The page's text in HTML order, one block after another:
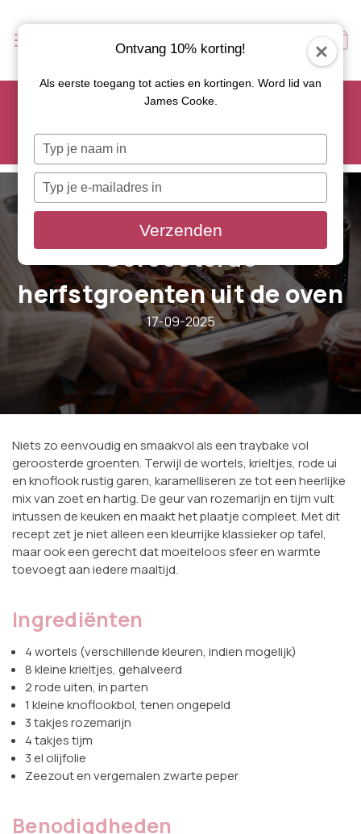
Scoor je favoriete tapasservies nu met 15% korting en
Let op: de actie geldt alleen op geselecteerde artikelen met
Geroosterde
herfstgroenten uit de oven
17-09-2025
Niets zo eenvoudig en smaakvol als een traybake vol
geroosterde groenten. Terwijl de wortels, krieltjes, rode ui
en knoflook rustig garen, karamelliseren ze tot een heerlijke
mix van zoet en hartig. De geur van rozemarijn en tijm vult
intussen de keuken en maakt het plaatje compleet. Met dit
recept zet je niet alleen een kleurrijke klassieker op tafel,
maar ook een gerecht dat moeiteloos sfeer en warmte
toevoegt aan iedere maaltijd.
Ingrediënten
4 wortels (verschillende kleuren, indien mogelijk)
8 kleine krieltjes, gehalveerd
2 rode uiten, in parten
1 kleine knoflookbol, tenen ongepeld
3 takjes rozemarijn
4 takjes tijm
3 el olijfolie
Zeezout en vergemalen zwarte peper
Benodigdheden
Ontvang 10% korting!
Als eerste toegang tot acties en kortingen. Word lid van
James Cooke.
Typ
je
naam
Typ
je
e-
in
Verzenden